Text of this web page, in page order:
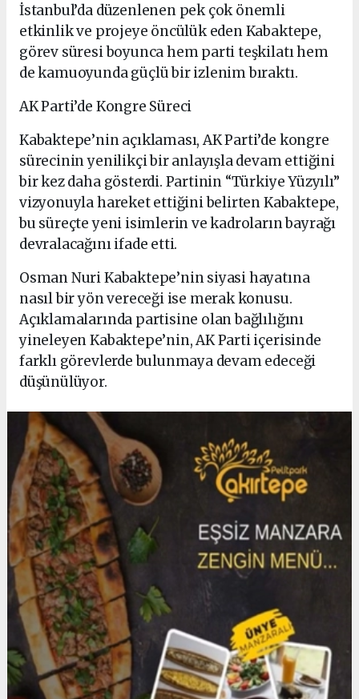
İstanbul’da düzenlenen pek çok önemli
etkinlik ve projeye öncülük eden Kabaktepe,
görev süresi boyunca hem parti teşkilatı hem
de kamuoyunda güçlü bir izlenim bıraktı.
AK Parti’de Kongre Süreci
Kabaktepe’nin açıklaması, AK Parti’de kongre
sürecinin yenilikçi bir anlayışla devam ettiğini
bir kez daha gösterdi. Partinin “Türkiye Yüzyılı”
vizyonuyla hareket ettiğini belirten Kabaktepe,
bu süreçte yeni isimlerin ve kadroların bayrağı
devralacağını ifade etti.
Osman Nuri Kabaktepe’nin siyasi hayatına
nasıl bir yön vereceği ise merak konusu.
Açıklamalarında partisine olan bağlılığını
yineleyen Kabaktepe’nin, AK Parti içerisinde
farklı görevlerde bulunmaya devam edeceği
düşünülüyor.